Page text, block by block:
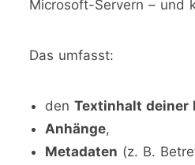
Microsoft-Servern – und
Das umfasst:
denTextinhalt deiner
Anhänge,
Metadaten (z. B.